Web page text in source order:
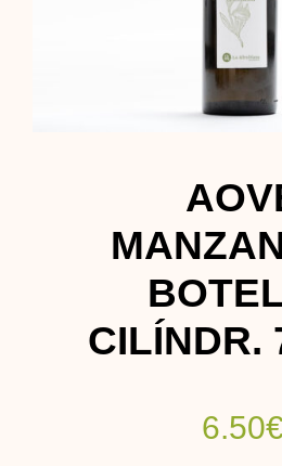
CILÍNDR.
6.50